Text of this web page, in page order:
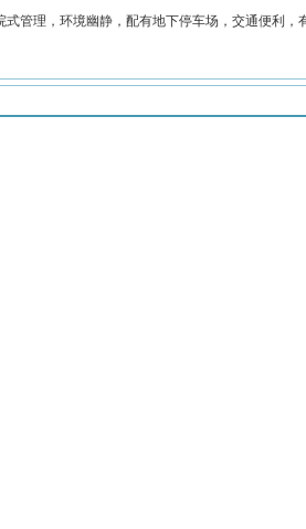
管理，环境幽静，配有地下停车场，交通便利